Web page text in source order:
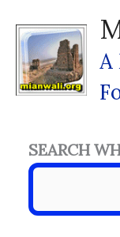
Content
A
SEARCH